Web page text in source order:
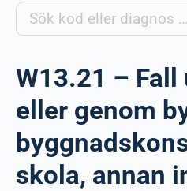
W13.21 – Fall
eller genom
skola, annan